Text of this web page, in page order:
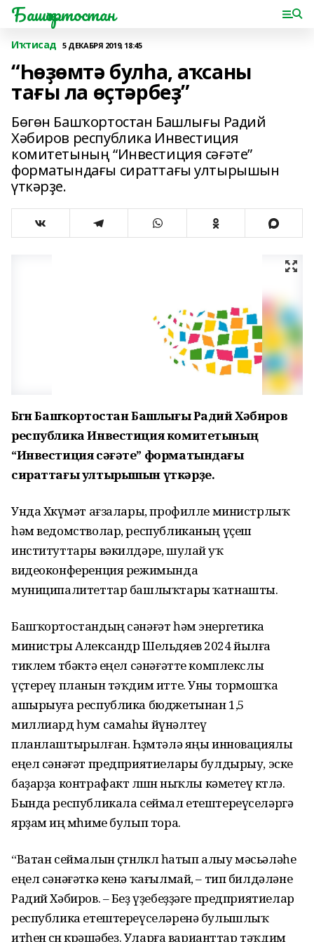
Башҡортостан
Иҡтисад 5 ДЕКАБРЯ 2019, 18:45
“Һөҙөмтә булһа, аҡсаны
тағы ла өҫтәрбеҙ”
Бөгөн Башҡортостан Башлығы Радий
Хәбиров республика Инвестиция
комитетының “Инвестиция сәғәте”
форматындағы сираттағы ултырышын
үткәрҙе.
Бөгөн Башҡортостан Башлығы Радий Хәбиров
республика Инвестиция комитетының
“Инвестиция сәғәте” форматындағы
сираттағы ултырышын үткәрҙе.
Унда Хөкүмәт ағзалары, профилле министрлыҡ
һәм ведомстволар, республиканың үҫеш
институттары вәкилдәре, шулай уҡ
видеоконференция режимында
муниципалитеттар башлыҡтары ҡатнашты.
Башҡортостандың сәнәғәт һәм энергетика
министры Александр Шельдяев 2024 йылға
тиклем төбәктә еңел сәнәғәтте комплекслы
үҫтереү планын тәҡдим итте. Уны тормошҡа
ашырыуға республика бюджетынан 1,5
миллиард һум самаһы йүнәлтеү
планлаштырылған. Һөҙөмтәлә яңы инновациялы
еңел сәнәғәт предприятиелары булдырыу, эске
баҙарҙа контрафакт өлөшөн ныҡлы кәметеү көтөлә.
Бында республикала сеймал етештереүселәргә
ярҙам иң мөһиме булып тора.
“Ватан сеймалын өҫтөнлөклө һатып алыу мәсьәләһе
еңел сәнәғәткә кенә ҡағылмай, – тип билдәләне
Радий Хәбиров. – Беҙ үҙебеҙҙәге предприятиелар
республика етештереүселәренә булышлыҡ
итһен өсөн көрәшәбеҙ. Уларға варианттар тәҡдим